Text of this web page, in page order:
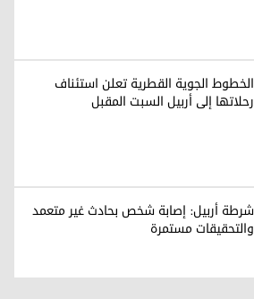
الخطوط الجوية القطرية تعلن استئناف
رحلاتها إلى أربيل السبت المقبل
شرطة أربيل: إصابة شخص بحادث غير متعمد
والتحقيقات مستمرة